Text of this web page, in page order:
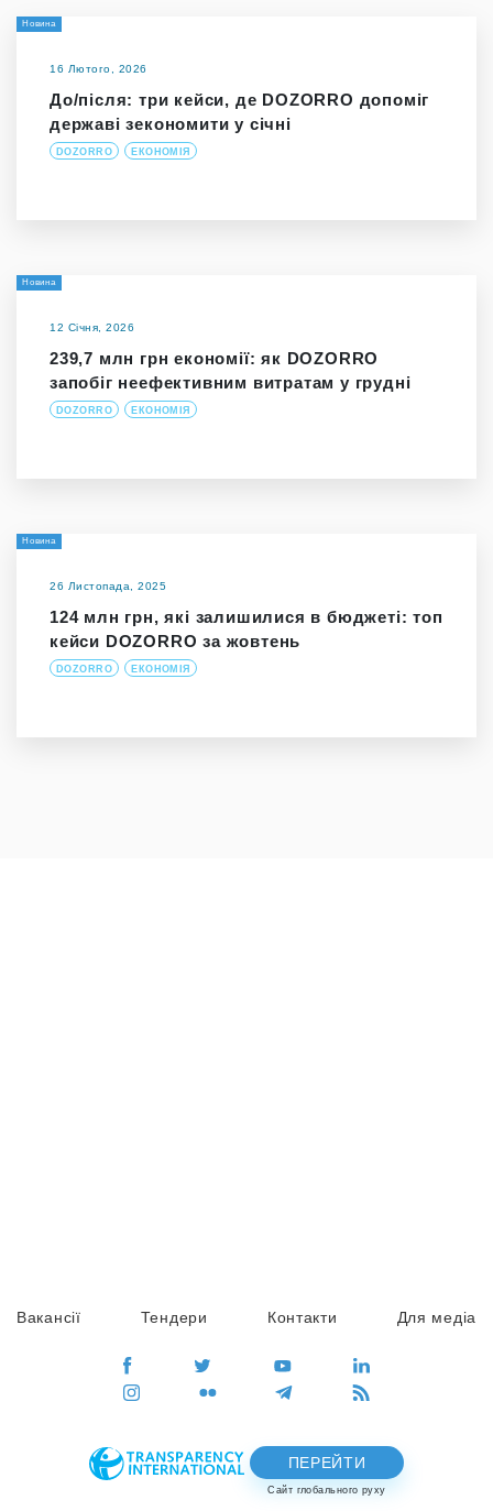
Новина
16 Лютого, 2026
До/після: три кейси, де DOZORRO допоміг
державі зекономити у січні
DOZORRO ЕКОНОМІЯ
Новина
12 Січня, 2026
239,7 млн грн економії: як DOZORRO
запобіг неефективним витратам у грудні
DOZORRO ЕКОНОМІЯ
Новина
26 Листопада, 2025
124 млн грн, які залишилися в бюджеті: топ
кейси DOZORRO за жовтень
DOZORRO ЕКОНОМІЯ
Вакансії Тендери Контакти Для медіа
ПЕРЕЙТИ
Сайт глобального руху